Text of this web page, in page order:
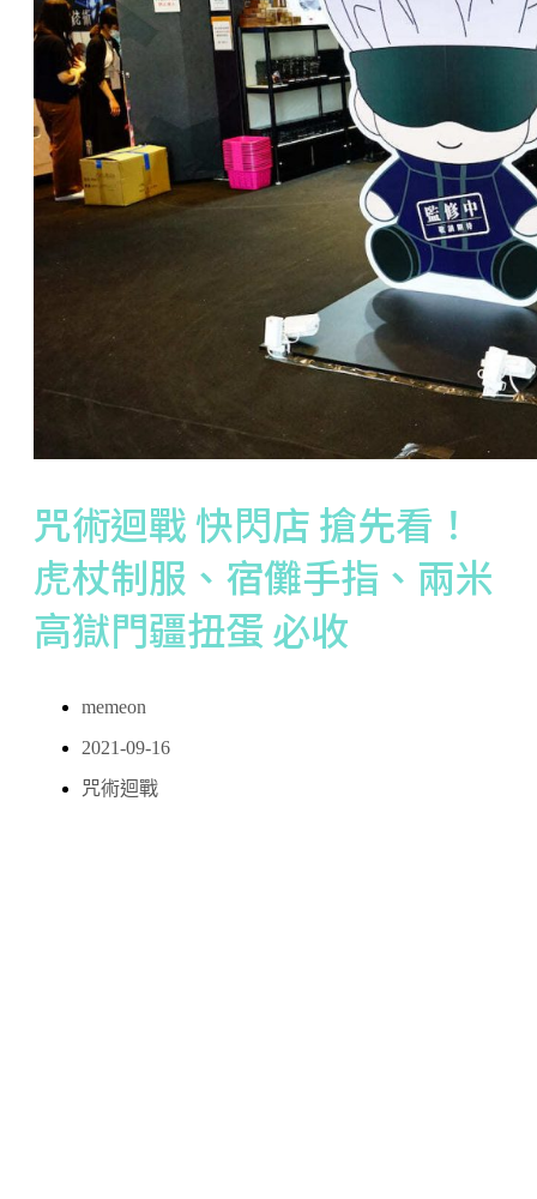
咒術迴戰 快閃店 搶先看！
虎杖制服、宿儺手指、兩米
高獄門疆扭蛋 必收
memeon
2021-09-16
咒術迴戰